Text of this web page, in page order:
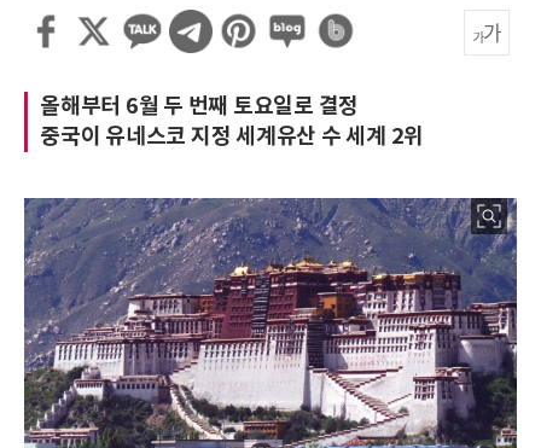
올해부터 6월 두 번째 토요일로 결정
중국이 유네스코 지정 세계유산 수 세계 2위